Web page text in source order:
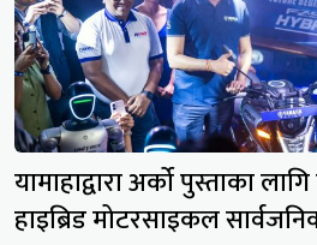
यामाहाद्वारा अर्को पुस्ताका
हाइब्रिड मोटरसाइकल